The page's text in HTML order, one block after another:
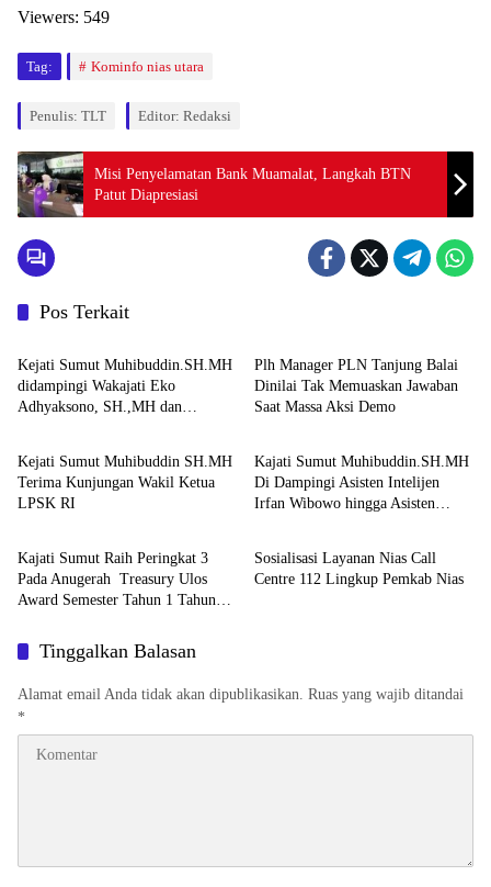
Viewers: 549
Tag: Kominfo nias utara
Penulis: TLT Editor: Redaksi
Misi Penyelamatan Bank Muamalat, Langkah BTN
Patut Diapresiasi
Pos Terkait
Berita
Kejati Sumut Muhibuddin.SH.MH
didampingi Wakajati Eko
Adhyaksono, SH.,MH dan
Kejari Medan
Plh Manager PLN Tanjung Balai
Dinilai Tak Memuaskan Jawaban
Saat Massa Aksi Demo
Berita
Kejati Sumut Muhibuddin SH.MH
Terima Kunjungan Wakil Ketua
LPSK RI
Berita
Kajati Sumut Muhibuddin.SH.MH
Di Dampingi Asisten Intelijen
Irfan Wibowo hingga Asisten
Berita
Kajati Sumut Raih Peringkat 3
Pada Anugerah Treasury Ulos
Award Semester Tahun 1 Tahun
Berita
Sosialisasi Layanan Nias Call
Centre 112 Lingkup Pemkab Nias
Tinggalkan Balasan
Alamat email Anda tidak akan dipublikasikan. Ruas yang wajib ditandai
*